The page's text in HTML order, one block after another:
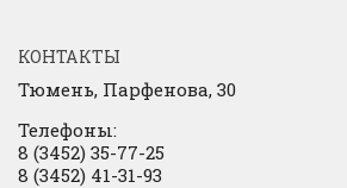
КОНТАКТЫ
Тюмень, Парфенова, 30
Телефоны:
8 (3452) 35-77-25
8 (3452) 41-31-93